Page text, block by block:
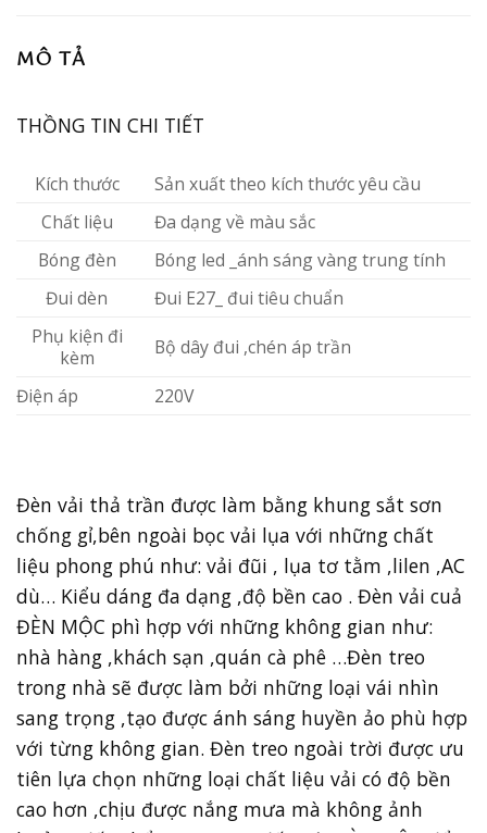
MÔ TẢ
THỒNG TIN CHI TIẾT
Kích thước
Sản xuất theo kích thước yêu cầu
Chất liệu
Đa dạng về màu sắc
Bóng đèn
Bóng led _ánh sáng vàng trung tính
Đui dèn
Đui E27_ đui tiêu chuẩn
Phụ kiện đi
kèm
Bộ dây đui ,chén áp trần
Điện áp 220V
Đèn vải thả trần được làm bằng khung sắt sơn
chống gỉ,bên ngoài bọc vải lụa với những chất
liệu phong phú như: vải đũi , lụa tơ tằm ,lilen ,AC
dù… Kiểu dáng đa dạng ,độ bền cao . Đèn vải cuả
ĐÈN MỘC phì hợp với những không gian như:
nhà hàng ,khách sạn ,quán cà phê …Đèn treo
trong nhà sẽ được làm bởi những loại vái nhìn
sang trọng ,tạo được ánh sáng huyền ảo phù hợp
với từng không gian. Đèn treo ngoài trời được ưu
tiên lựa chọn những loại chất liệu vải có độ bền
cao hơn ,chịu được nắng mưa mà không ảnh